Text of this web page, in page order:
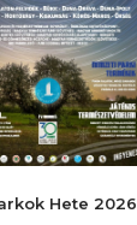
Hete 2026